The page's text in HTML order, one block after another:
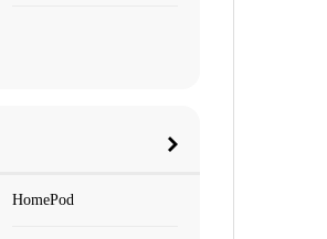
HomePod